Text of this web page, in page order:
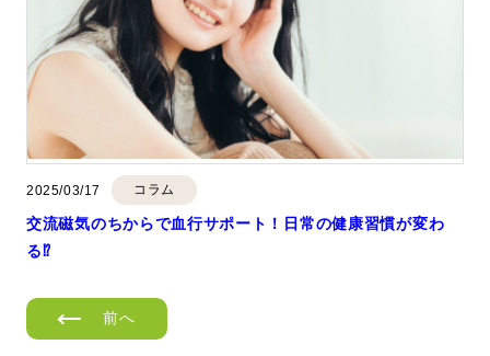
2025/03/17 コラム
交流磁気のちからで血行サポート！日常の健康習慣が変わ
る⁉︎
前へ